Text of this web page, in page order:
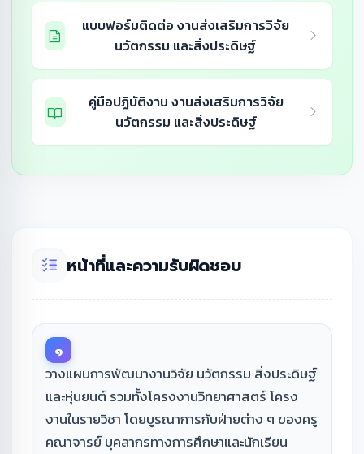
แบบฟอร์มติดต่อ งานส่งเสริมการวิจัย
นวัตกรรม และสิ่งประดิษฐ์
คู่มือปฏิบัติงาน งานส่งเสริมการวิจัย
นวัตกรรม และสิ่งประดิษฐ์
หน้าที่และความรับผิดชอบ
๑
วางแผนการพัฒนางานวิจัย นวัตกรรม สิ่งประดิษฐ์
และหุ่นยนต์ รวมทั้งโครงงานวิทยาศาสตร์ โครง
งานในรายวิชา โดยบูรณาการกับฝ่ายต่าง ๆ ของครู
คณาจารย์ บุคลากรทางการศึกษาและนักเรียน